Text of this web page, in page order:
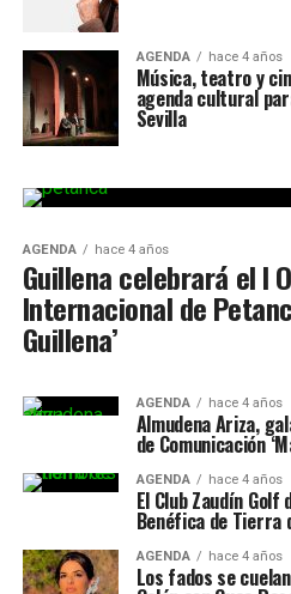
AGENDA hace 4 años
Música, teatro y
agenda cultural
Sevilla
AGENDA hace 4 años
Guillena celebrará el I
Internacional de
Guillena’
AGENDA hace 4 años
Almudena Ariza,
de Comunicación
AGENDA hace 4 años
El Club Zaudín Golf
Benéfica de Tierra
AGENDA hace 4 años
Los fados se